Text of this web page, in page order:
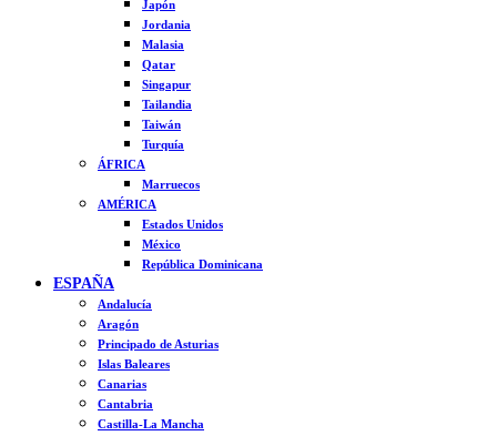
Japón
Jordania
Malasia
Qatar
Singapur
Tailandia
Taiwán
Turquía
ÁFRICA
Marruecos
AMÉRICA
Estados Unidos
México
República Dominicana
ESPAÑA
Andalucía
Aragón
Principado de Asturias
Islas Baleares
Canarias
Cantabria
Castilla-La Mancha